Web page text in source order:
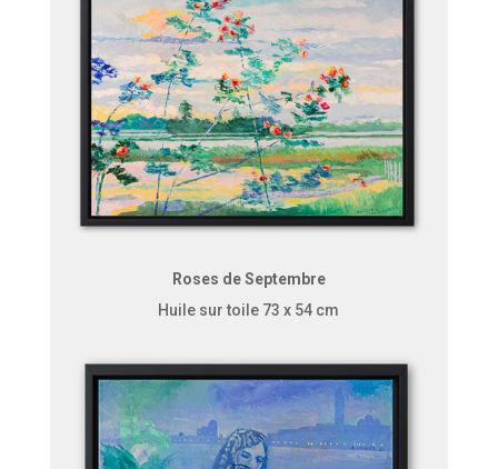
Roses de Septembre
Huile sur toile 73 x 54 cm